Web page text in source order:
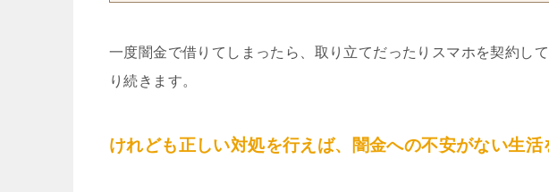
一度闇金で借りてしまったら、取り立てだったりスマホを契約し
り続きます。
けれども正しい対処を行えば、闇金への不安がない生活